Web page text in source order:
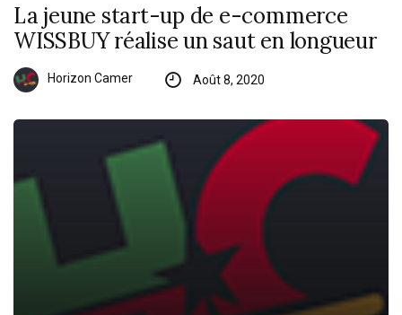
La jeune start-up de e-commerce
WISSBUY réalise un saut en longueur
Horizon Camer Août 8, 2020